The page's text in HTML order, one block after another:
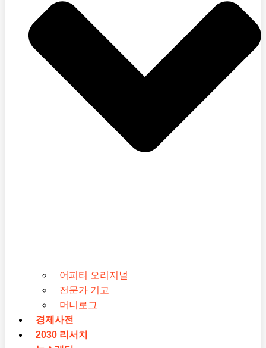
어피티 오리지널
전문가 기고
머니로그
경제사전
2030 리서치